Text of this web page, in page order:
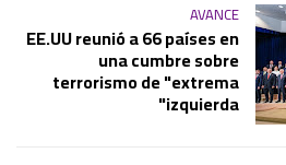
AVANCE
EE.UU reunió a 66 países en
una cumbre sobre
terrorismo de "extrema
izquierda"